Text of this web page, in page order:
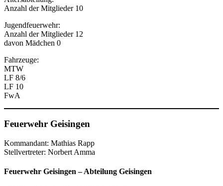
Anzahl der Mitglieder 10
Jugendfeuerwehr:
Anzahl der Mitglieder 12
davon Mädchen 0
Fahrzeuge:
MTW
LF 8/6
LF 10
FwA
Feuerwehr Geisingen
Kommandant: Mathias Rapp
Stellvertreter: Norbert Amma
Feuerwehr Geisingen –Abteilung Geisingen